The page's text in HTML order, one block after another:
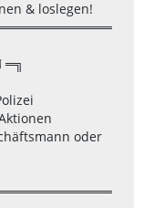
& loslegen!
═╗
oder